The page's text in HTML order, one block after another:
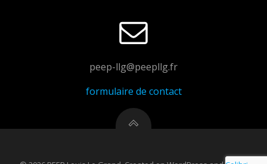
peep-llg@peepllg.fr
formulaire de contact